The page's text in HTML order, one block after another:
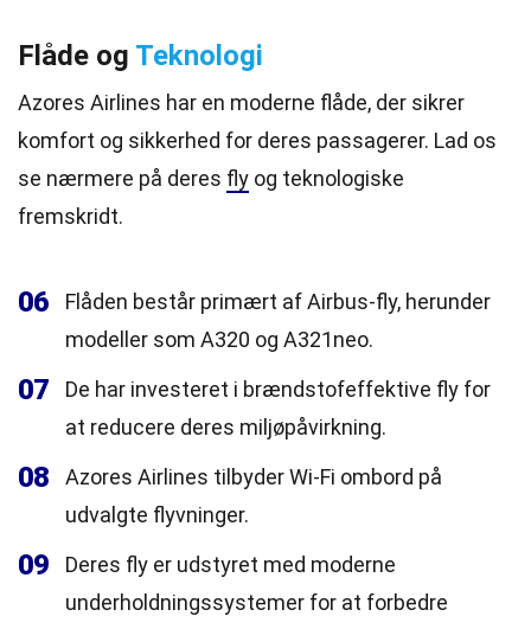
Flåde og Teknologi
Azores Airlines har en moderne flåde, der sikrer
komfort og sikkerhed for deres passagerer. Lad os
se nærmere på deres fly og teknologiske
fremskridt.
06
Flåden består primært af Airbus-fly, herunder
modeller som A320 og A321neo.
07
De har investeret i brændstofeffektive fly for
at reducere deres miljøpåvirkning.
08
Azores Airlines tilbyder Wi-Fi ombord på
udvalgte flyvninger.
09
Deres fly er udstyret med moderne
underholdningssystemer for at forbedre